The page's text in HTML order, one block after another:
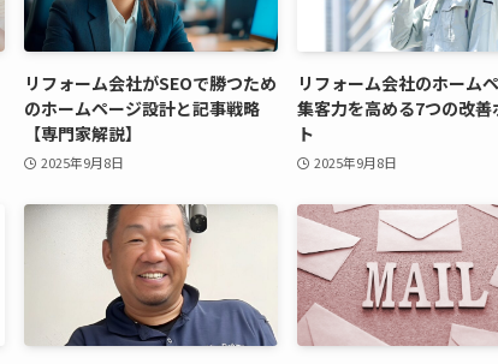
リフォーム会社がSEOで勝つため
のホームページ設計と記事戦略
【専門家解説】
2025年9月8日
リフォーム会社のホーム
集客力を高める7つの改善
ト
2025年9月8日